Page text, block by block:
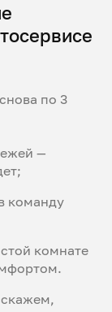
по 3
—
команду
комнате